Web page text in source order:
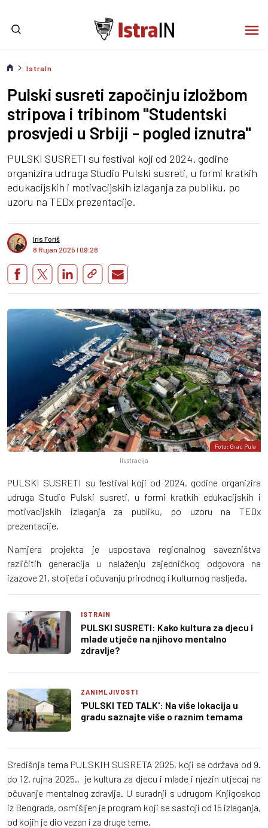
IstraIn
Pulski susreti započinju izložbom
stripova i tribinom "Studentski
prosvjedi u Srbiji - pogled iznutra"
PULSKI SUSRETI su festival koji od 2024. godine
organizira udruga Studio Pulski susreti, u formi kratkih
edukacijskih i motivacijskih izlaganja za publiku, po
uzoru na TEDx prezentacije.
Iris Foriš
8 Rujan 2025 I 09:28
Foto: Grad Pula
Ilustracija
PULSKI SUSRETI su festival koji od 2024. godine organizira
udruga Studio Pulski susreti, u formi kratkih edukacijskih i
motivacijskih izlaganja za publiku, po uzoru na TEDx
prezentacije.
Namjera projekta je uspostava regionalnog savezništva
različitih generacija u nalaženju zajedničkog odgovora na
izazove 21. stoljeća i očuvanju prirodnog i kulturnog nasljeđa.
ISTRAIN
PULSKI SUSRETI: Kako kultura za djecu i
mlade utječe na njihovo mentalno
zdravlje?
ZANIMLJIVOSTI
'PULSKI TED TALK': Na više lokacija u
gradu saznajte više o raznim temama
Središnja tema PULSKIH SUSRETA 2025, koji se održava od 9.
do 12. rujna 2025., je kultura za djecu i mlade i njezin utjecaj na
očuvanje mentalnog zdravlja. U suradnji s udrugom Knjigoskop
iz Beograda, osmišljen je program koji se sastoji od 15 izlaganja,
od kojih je dio vezan i za druge teme.